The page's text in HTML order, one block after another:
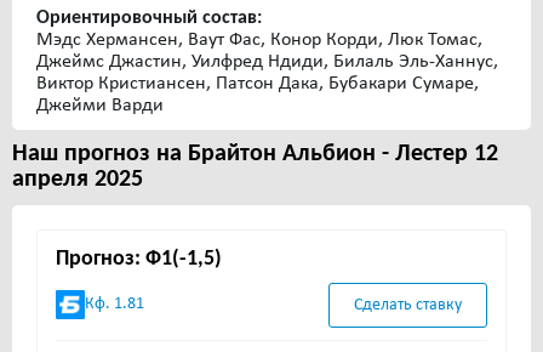
Ориентировочный состав:
Мэдс Хермансен, Ваут Фас, Конор Корди, Люк Томас,
Джеймс Джастин, Уилфред Ндиди, Билаль Эль-Ханнус,
Виктор Кристиансен, Патсон Дака, Бубакари Сумаре,
Джейми Варди
Наш прогноз на Брайтон Альбион - Лестер 12
апреля 2025
Прогноз: Ф1(-1,5)
Кф. 1.81 Сделать ставку